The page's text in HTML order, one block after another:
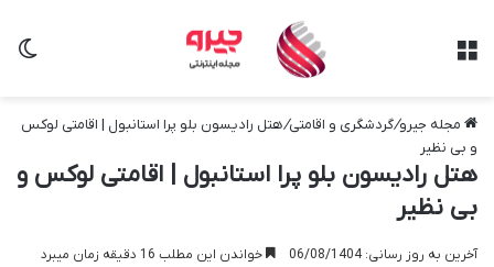
مجله جیرو/گردشگری و اقامتی/هتل رادیسون بلو پرا استانبول | اقامتی لوکس
و بی نظیر
هتل رادیسون بلو پرا استانبول | اقامتی لوکس و
بی نظیر
آخرین به روز رسانی: 06/08/1404 خواندن این مطلب 16 دقیقه زمان میبرد